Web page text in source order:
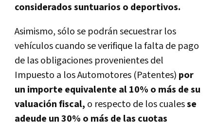
considerados suntuarios o deportivos.
Asimismo, sólo se podrán secuestrar los
vehículos cuando se verifique la falta de pago
de las obligaciones provenientes del
Impuesto a los Automotores (Patentes) por
un importe equivalente al 10% o más de su
valuación fiscal, o respecto de los cualesse
adeude un 30% o más de las cuotas